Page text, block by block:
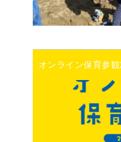
オンライン保育参